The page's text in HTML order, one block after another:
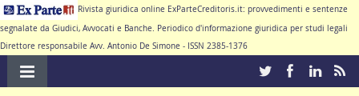
Rivista giuridica online ExParteCreditoris.it: provvedimenti e sentenze
segnalate da Giudici, Avvocati e Banche. Periodico d'informazione giuridica per studi legali
Direttore responsabile Avv. Antonio De Simone - ISSN 2385-1376